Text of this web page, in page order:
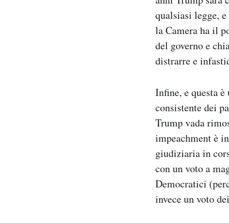
qualsiasi legge,
la Camera ha il
del governo e
distrarre e
Infine, e questa
consistente dei
Trump vada
impeachment è
giudiziaria in
con un voto a
Democratici
invece un voto